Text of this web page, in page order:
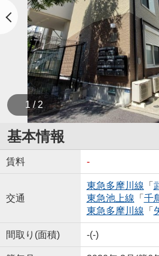
1 / 2
基本情報
賃料 -
交通
東急多摩川線 「
東急池上線 「 千
東急多摩川線 「
間取り(面積) -(-)